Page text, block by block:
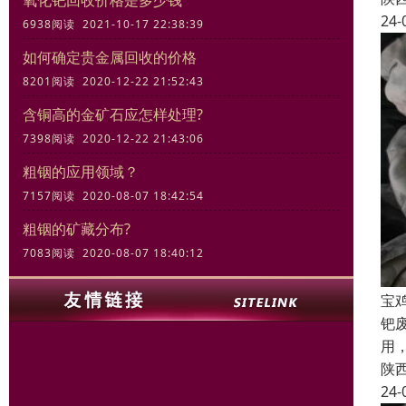
6938阅读 2021-10-17 22:38:39
如何确定贵金属回收的价格
8201阅读 2020-12-22 21:52:43
含铜高的金矿石应怎样处理?
7398阅读 2020-12-22 21:43:06
粗铟的应用领域？
7157阅读 2020-08-07 18:42:54
粗铟的矿藏分布?
7083阅读 2020-08-07 18:40:12
24-
宝
钯
用
陕
24-